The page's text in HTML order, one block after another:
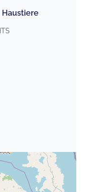
Haustiere